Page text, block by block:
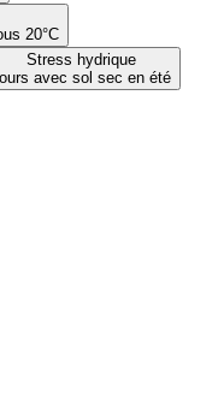
20°C
Stress hydrique
avec sol sec en été